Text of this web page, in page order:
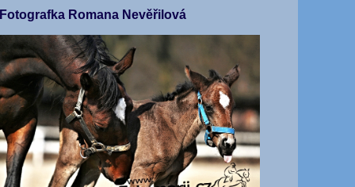
Fotografka Romana Nevěřilová